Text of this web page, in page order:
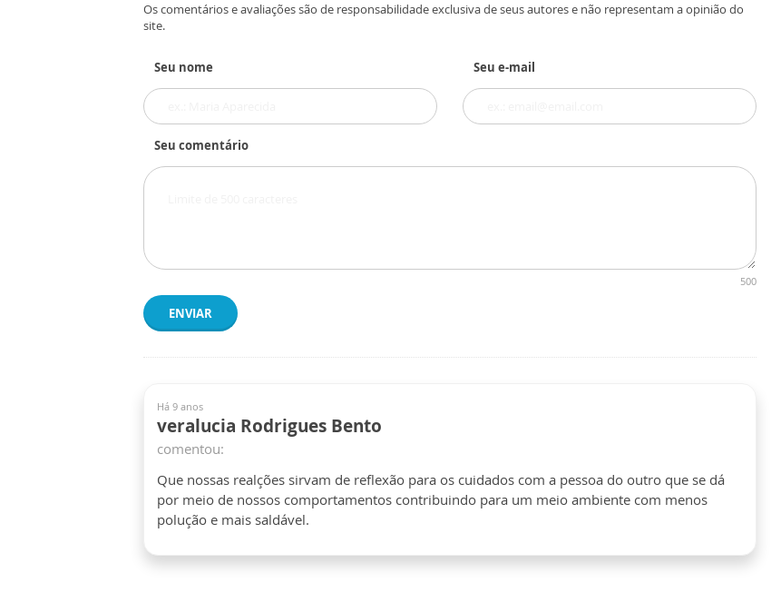
Os comentários e avaliações são de responsabilidade exclusiva de seus autores e não representam a opinião do
site.
Seu nome Seu e-mail
Seu comentário
500
ENVIAR
Há 9 anos
veralucia Rodrigues Bento
comentou:
Que nossas realções sirvam de reflexão para os cuidados com a pessoa do outro que se dá
por meio de nossos comportamentos contribuindo para um meio ambiente com menos
polução e mais saldável.